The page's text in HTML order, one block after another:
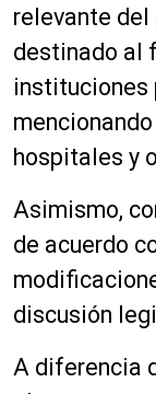
relevante
destinado al
instituciones
hospitales y
Asimismo,
de acuerdo
discusión
A diferencia